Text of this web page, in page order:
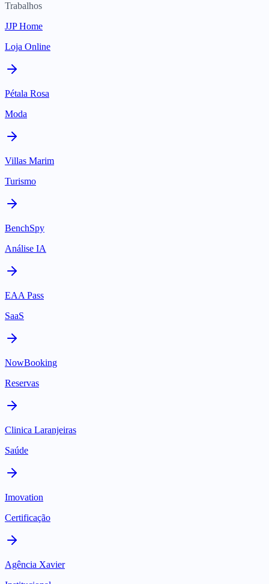
Trabalhos
JJP Home
Loja Online
Pétala Rosa
Moda
Villas Marim
Turismo
BenchSpy
Análise IA
EAA Pass
SaaS
NowBooking
Reservas
Clinica Laranjeiras
Saúde
Imovation
Certificação
Agência Xavier